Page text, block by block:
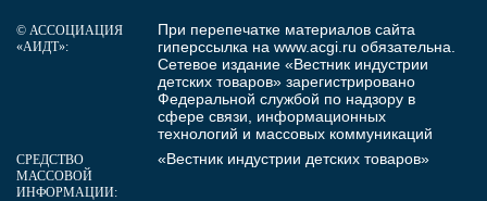
© АССОЦИАЦИЯ
«АИДТ»:
При перепечатке материалов сайта
гиперссылка на www.acgi.ru обязательна.
Сетевое издание «Вестник индустрии
детских товаров» зарегистрировано
Федеральной службой по надзору в
сфере связи, информационных
технологий и массовых коммуникаций
СРЕДСТВО
МАССОВОЙ
ИНФОРМАЦИИ:
«Вестник индустрии детских товаров»